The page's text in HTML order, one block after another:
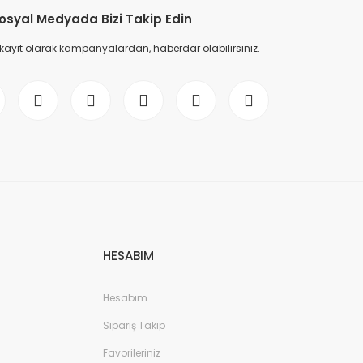
Medyada Bizi Takip Edin
olarak kampanyalardan, haberdar olabilirsiniz.
HESABIM
Hesabım
Sipariş Takip
Favorileriniz